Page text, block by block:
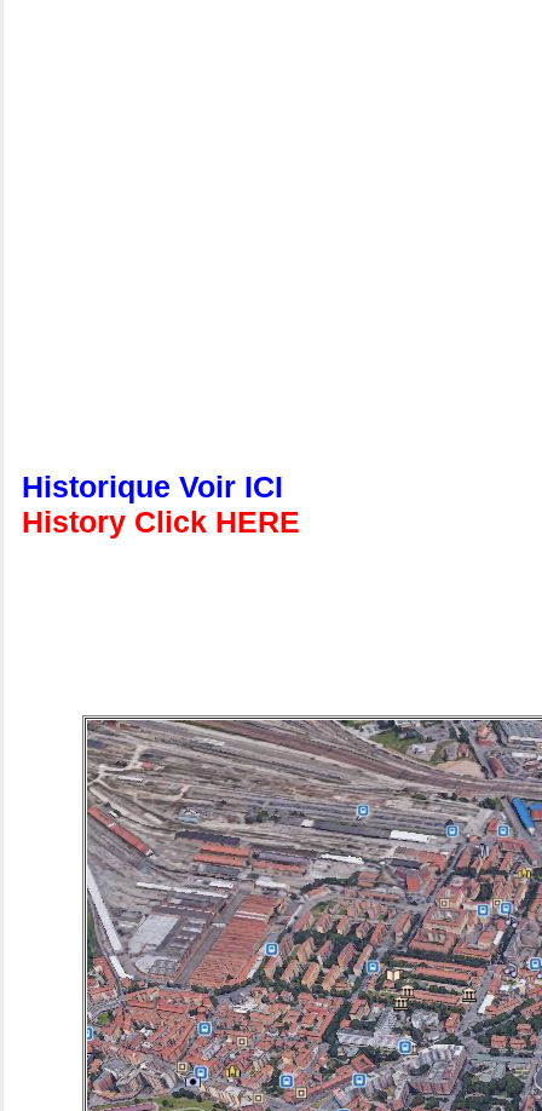
Historique Voir ICI
History Click HERE